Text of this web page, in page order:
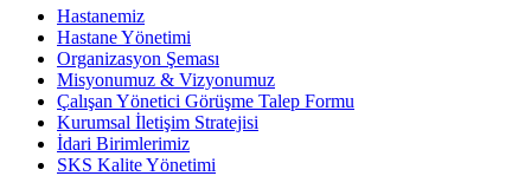
Hastanemiz
Hastane Yönetimi
Organizasyon Şeması
Misyonumuz & Vizyonumuz
Çalışan Yönetici Görüşme Talep Formu
Kurumsal İletişim Stratejisi
İdari Birimlerimiz
SKS Kalite Yönetimi